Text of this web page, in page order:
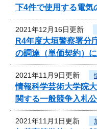
下4件で使用する電気
2021年12月16日更新
R4年度大垣警察署分
の調達（単価契約）
2021年11月9日更新
情報科学芸術大学院
関する一般競争入札
2021年11月1日更新